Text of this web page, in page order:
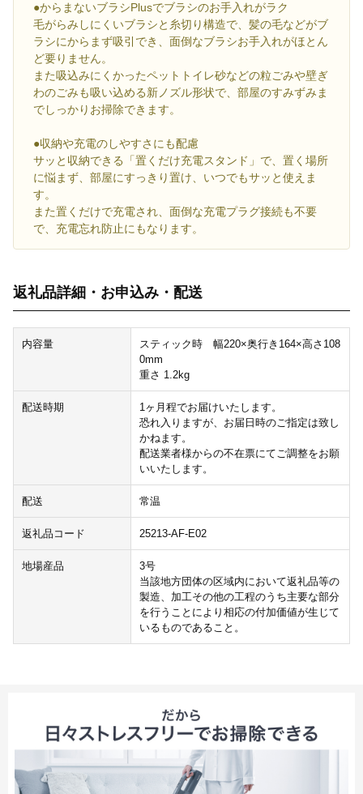
●からまないブラシPlusでブラシのお手入れがラク
毛がらみしにくいブラシと糸切り構造で、髪の毛などがブ
ラシにからまず吸引でき、面倒なブラシお手入れがほとん
ど要りません。
また吸込みにくかったペットトイレ砂などの粒ごみや壁ぎ
わのごみも吸い込める新ノズル形状で、部屋のすみずみま
でしっかりお掃除できます。
●収納や充電のしやすさにも配慮
サッと収納できる「置くだけ充電スタンド」で、置く場所
に悩まず、部屋にすっきり置け、いつでもサッと使えま
す。
また置くだけで充電され、面倒な充電プラグ接続も不要
で、充電忘れ防止にもなります。
返礼品詳細・お申込み・配送
内容量
スティック時 幅220×奥行き164×高さ108
0mm
重さ 1.2kg
配送時期
1ヶ月程でお届けいたします。
恐れ入りますが、お届日時のご指定は致し
かねます。
配送業者様からの不在票にてご調整をお願
いいたします。
配送 常温
返礼品コード 25213-AF-E02
地場産品
3号
当該地方団体の区域内において返礼品等の
製造、加工その他の工程のうち主要な部分
を行うことにより相応の付加価値が生じて
いるものであること。